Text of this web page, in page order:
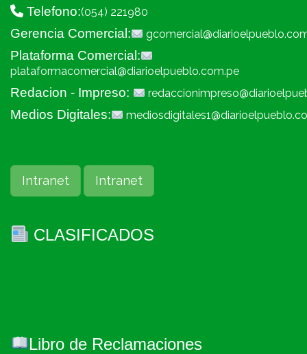
Telefono:(054) 221980
Gerencia Comercial:
Plataforma Comercial:
plataformacomercial@diarioelpueblo.com.pe
Redacion - Impreso:
Medios Digitales:
Intranet Intranet
CLASIFICADOS
Libro de Reclamaciones